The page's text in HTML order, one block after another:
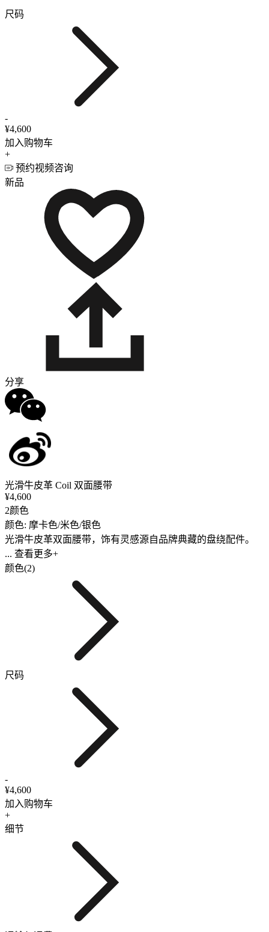
尺码
-
¥4,600
加入购物车
+
预约视频咨询
新品
分享
光滑牛皮革 Coil 双面腰带
¥4,600
2颜色
颜色: 摩卡色/米色/银色
光滑牛皮革双面腰带，饰有灵感源自品牌典藏的盘绕配件。
... 查看更多+
颜色(2)
尺码
-
¥4,600
加入购物车
+
细节